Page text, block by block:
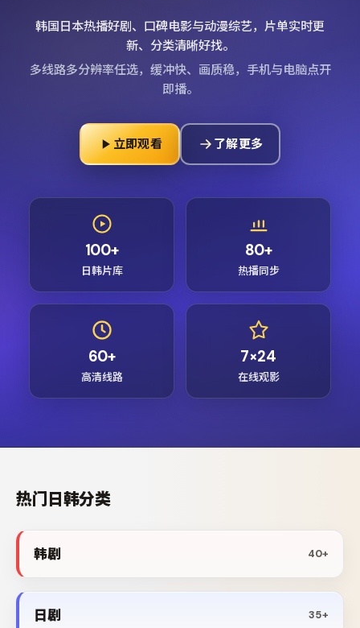
韩国日本热播好剧、口碑电影与动漫综艺，片单实时更
新、分类清晰好找。
多线路多分辨率任选，缓冲快、画质稳，手机与电脑点开
即播。
立即观看 了解更多
100+
日韩片库
80+
热播同步
60+
高清线路
7×24
在线观影
热门日韩分类
韩剧 40+
日剧 35+